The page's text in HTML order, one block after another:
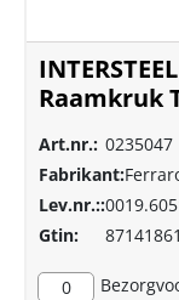
INTERSTEEL
Raamkruk
mat/
Art.nr.: 0235047
Fabrikant:
Lev.nr.::
Gtin:
0